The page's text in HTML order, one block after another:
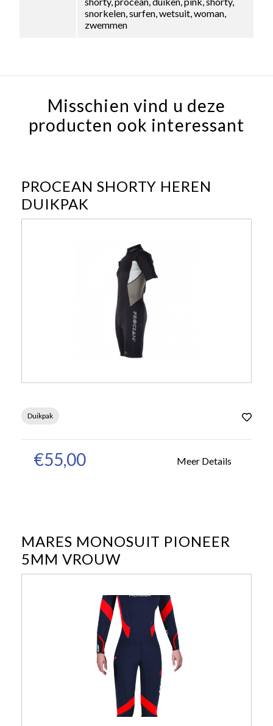
snorkelen, surfen, wetsuit, woman,
zwemmen
Misschien vind u deze
producten ook interessant
PROCEAN SHORTY HEREN
DUIKPAK
Duikpak
€55,00 Meer Details
MARES MONOSUIT PIONEER
5MM VROUW